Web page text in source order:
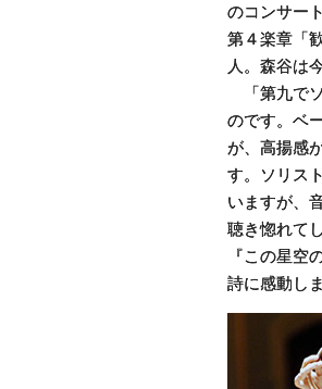
のコンサー
第４楽章「
人。森谷は
「第九で
のです。ベ
が、高揚感
す。ソリス
いますが、
聴き惚れて
『この星空
詩に感動しま